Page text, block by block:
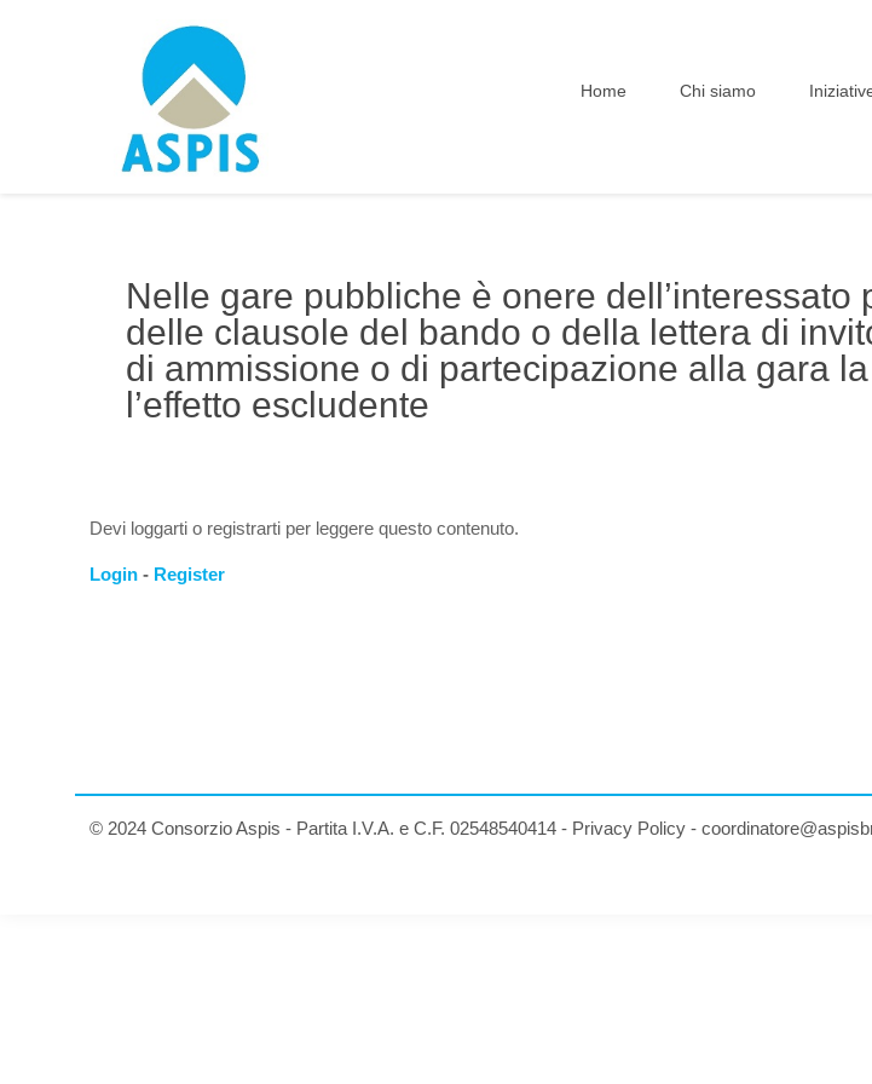
Home Chi siamo
Nelle gare pubbliche è onere
delle clausole del bando o della lettera di
di ammissione o di partecipazione alla gara
l’effetto escludente
Devi loggarti o registrarti per leggere questo contenuto.
Login - Register
© 2024 Consorzio Aspis - Partita I.V.A. e C.F. 02548540414 - Privacy Policy -